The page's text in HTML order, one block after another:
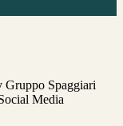
Gruppo Spaggiari
Media